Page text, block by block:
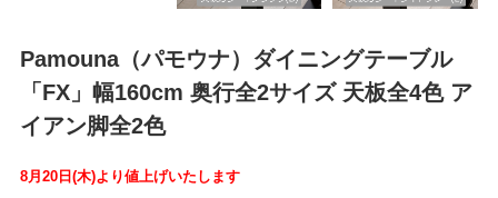
Pamouna（パモウナ）ダイニングテーブル
「FX」幅160cm 奥行全2サイズ 天板全4色 ア
イアン脚全2色
8月20日(木)より値上げいたします